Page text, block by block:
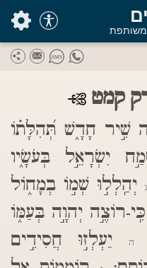
קמט
שִׁ֣יר חָדָ֑שׁ תְּ֝הִלָּת֗וֹ
יִשְׂרָאֵ֣ל בְּעֹשָׂ֑יו
ג יְהַֽלְל֣וּ שְׁמ֣וֹ בְמָח֑וֹל
כִּֽי-רוֹצֶ֣ה יְהוָ֣ה בְּעַמּ֑וֹ
ה
יַעְלְז֣וּ חֲסִידִ֣ים